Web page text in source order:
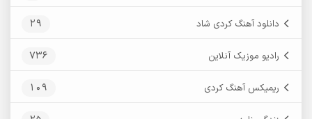
دانلود آهنگ کردی شاد 29
رادیو موزیک آنلاین 736
ریمیکس آهنگ کردی 109